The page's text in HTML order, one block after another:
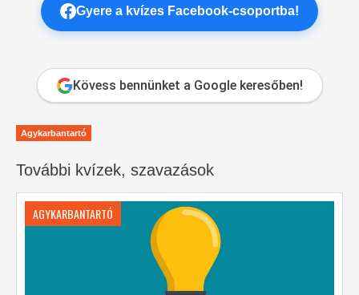
Gyere a kvízes Facebook-csoportba!
Kövess bennünket a Google keresőben!
Agykarbantartó
További kvízek, szavazások
AGYKARBANTARTÓ